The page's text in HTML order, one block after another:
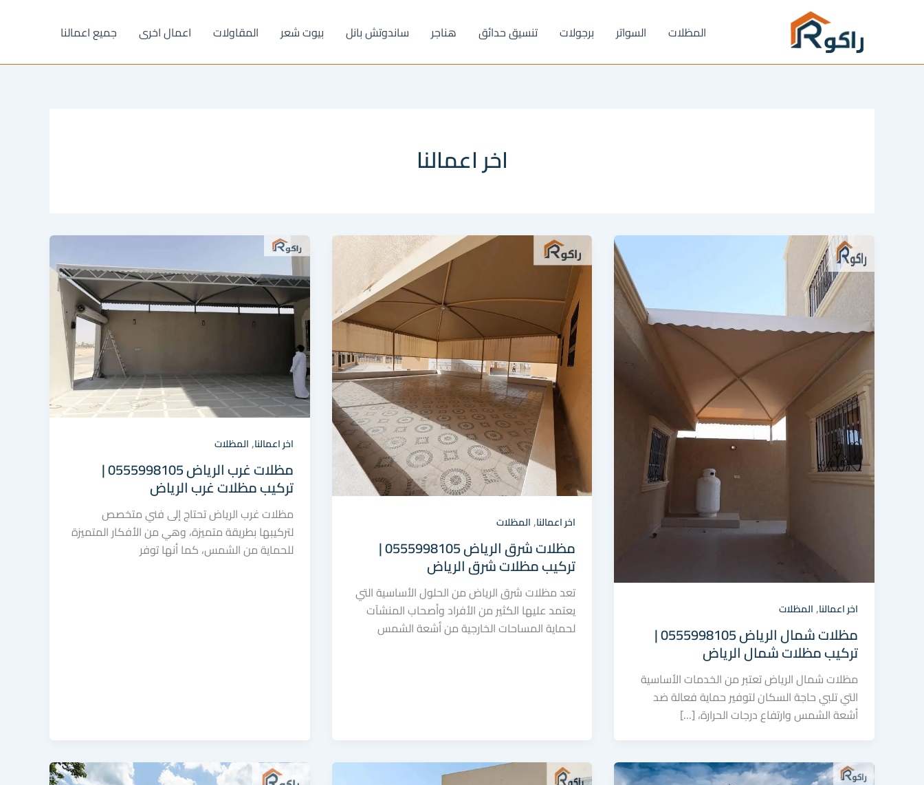
المظلات السواتر برجولات تنسيق حدائق هناجر ساندوتش بانل بيوت شعر المقاولات اعمال اخرى جميع اعمالنا
اخر اعمالنا
اخر اعمالنا,المظلات
مظلات شمال الرياض 0555998105 |
تركيب مظلات شمال الرياض
مظلات شمال الرياض تعتبر من الخدمات الأساسية
التي تلبي حاجة السكان لتوفير حماية فعالة ضد
أشعة الشمس وارتفاع درجات الحرارة، […]
اخر اعمالنا,المظلات
مظلات شرق الرياض 0555998105 |
تركيب مظلات شرق الرياض
تعد مظلات شرق الرياض من الحلول الأساسية التي
يعتمد عليها الكثير من الأفراد وأصحاب المنشآت
لحماية المساحات الخارجية من أشعة الشمس
اخر اعمالنا,المظلات
مظلات غرب الرياض 0555998105 |
تركيب مظلات غرب الرياض
مظلات غرب الرياض تحتاج إلى فني متخصص
لتركيبها بطريقة متميزة، وهي من الأفكار المتميزة
للحماية من الشمس، كما أنها توفر